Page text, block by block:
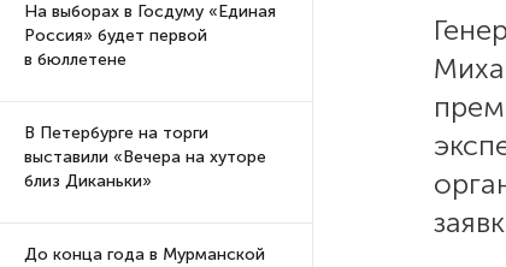
На выборах в Госдуму «Единая
Россия» будет первой
в бюллетене
В Петербурге на торги
выставили «Вечера на хуторе
близ Диканьки»
До конца года в Мурманской